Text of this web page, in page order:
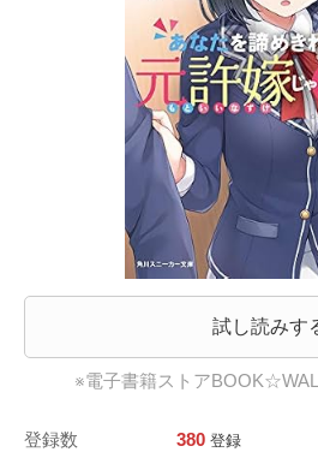
試し読みす
※電子書籍ストア
登録数 380 登録